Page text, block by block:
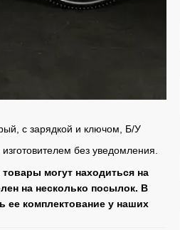
с зарядкой и ключом, Б/У
без уведомления.
могут находиться на
на несколько посылок. В
ее комплектование у наших